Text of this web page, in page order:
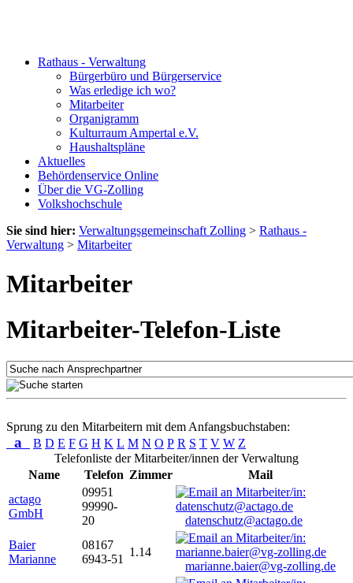
Rathaus - Verwaltung
Bürgerbüro und Bürgerservice
Was erledige ich wo?
Mitarbeiter
Organigramm
Kulturraum Ampertal e.V.
Haushaltspläne
Aktuelles
Behördenservice Online
Über die VG-Zolling
Volkshochschule
Sie sind hier: Verwaltungsgemeinschaft Zolling > Rathaus -
Verwaltung > Mitarbeiter
Mitarbeiter
Mitarbeiter-Telefon-Liste
Sprung zu den Mitarbeitern mit dem Anfangsbuchstaben:
a B D E F G H K L M N O P R S T V W Z
Telefonliste der Mitarbeiter/innen der Verwaltung
Name
Telefon Zimmer
Mail
actago
GmbH
09951
99990-
20
datenschutz@actago.de
Baier
Marianne
08167
6943-51
1.14
marianne.baier@vg-zolling.de